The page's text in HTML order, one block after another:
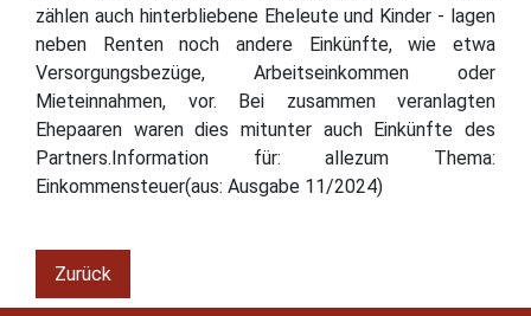
zählen auch hinterbliebene Eheleute und Kinder - lagen
neben Renten noch andere Einkünfte, wie etwa
Versorgungsbezüge, Arbeitseinkommen oder
Mieteinnahmen, vor. Bei zusammen veranlagten
Ehepaaren waren dies mitunter auch Einkünfte des
Partners.Information für: allezum Thema:
Einkommensteuer(aus: Ausgabe 11/2024)
Zurück